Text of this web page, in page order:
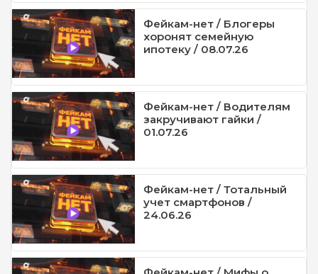
Фейкам-нет / Блогеры
хоронят семейную
ипотеку / 08.07.26
Фейкам-нет / Водителям
закручивают гайки /
01.07.26
Фейкам-нет / Тотальный
учет смартфонов /
24.06.26